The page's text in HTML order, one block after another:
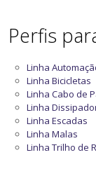
Perfis
Linha
Linha Bicicletas
Linha Cabo de
Linha
Linha Escadas
Linha Malas
Linha Trilho de